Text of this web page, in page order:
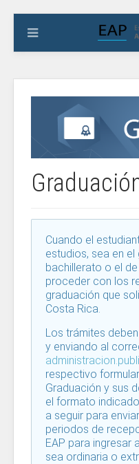
Cuando el
estudios, sea en
bachillerato o el
proceder con los
graduación que
Costa Rica.
Los trámites
y enviando al
respectivo
Graduación y sus
el formato
a seguir para
periodos de
EAP para ingresar
sea ordinaria o